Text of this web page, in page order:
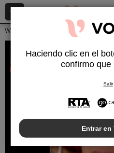
Webcams en vivo Chicas jóvenes
Raluq
Desconectado
Haciendo clic en el
confirmo que
Salir
Entrar en